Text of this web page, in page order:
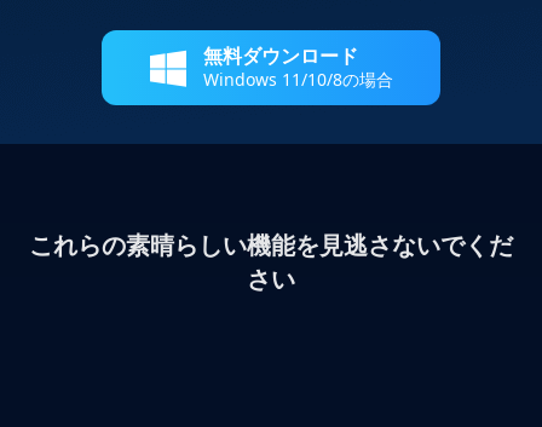
無料ダウンロード
Windows 11/10/8の場合
これらの素晴らしい機能を見逃さないでくだ
さい